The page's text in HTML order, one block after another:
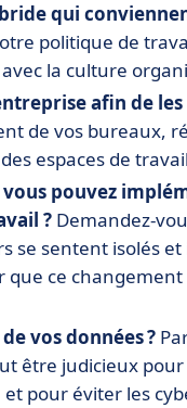
qui
politique de
la culture
afin de
de vos bureaux,
espaces de
pouvez
? Demandez-
sentent isolés
que ce
vos données ?
être judicieux
pour éviter les